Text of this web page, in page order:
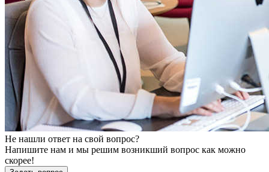
Не нашли ответ на свой вопрос?
Напишите нам и мы решим возникший вопрос как можно
скорее!